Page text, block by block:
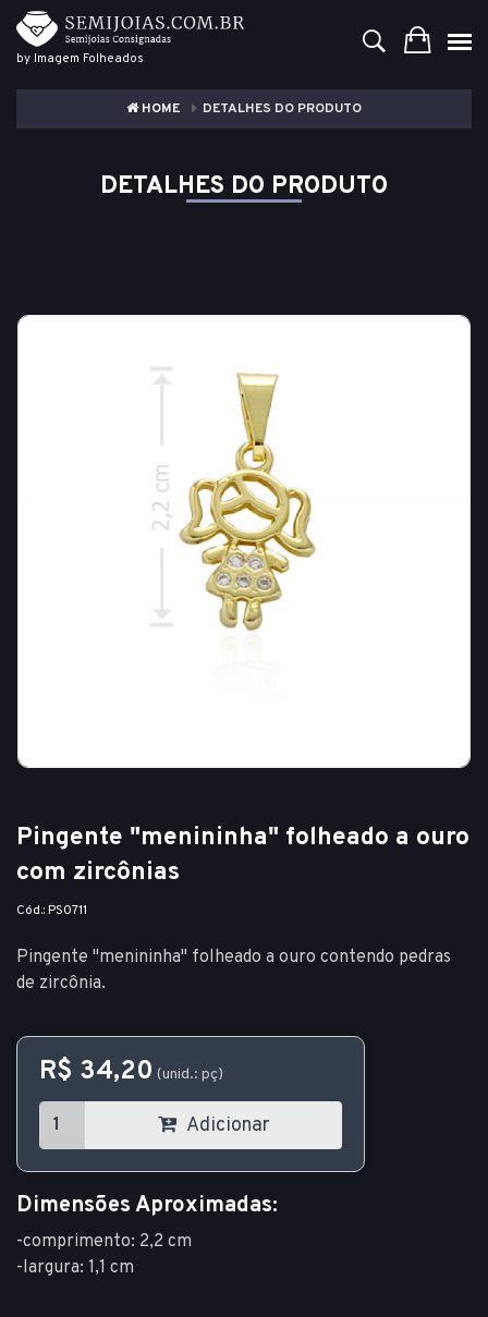
by Imagem Folheados
HOME DETALHES DO PRODUTO
DETALHES DO PRODUTO
Pingente "menininha" folheado a ouro
com zircônias
Cód.: PS0711
Pingente "menininha" folheado a ouro contendo pedras
de zircônia.
R$ 34,20 (unid.: pç)
Adicionar
Dimensões Aproximadas:
-comprimento: 2,2 cm
-largura: 1,1 cm